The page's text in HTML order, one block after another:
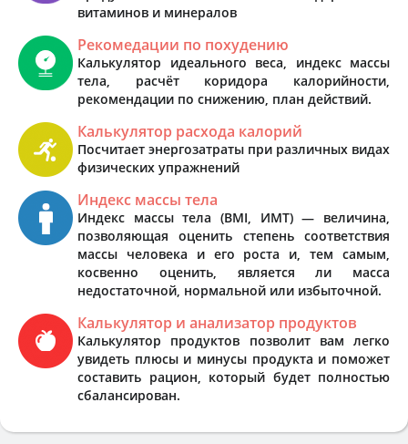
витаминов и минералов
Рекомедации по похудению
Калькулятор идеального веса, индекс массы
тела, расчёт коридора калорийности,
рекомендации по снижению, план действий.
Калькулятор расхода калорий
Посчитает энергозатраты при различных видах
физических упражнений
Индекс массы тела
Индекс массы тела (BMI, ИМТ) — величина,
позволяющая оценить степень соответствия
массы человека и его роста и, тем самым,
косвенно оценить, является ли масса
недостаточной, нормальной или избыточной.
Калькулятор и анализатор продуктов
Калькулятор продуктов позволит вам легко
увидеть плюсы и минусы продукта и поможет
составить рацион, который будет полностью
сбалансирован.